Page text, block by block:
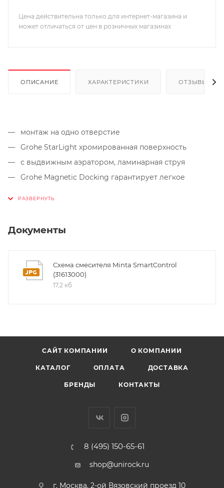
Цена действительна только для интернет-магазина и
может отличаться от цен в розничных магазинах
ОПИСАНИЕ ХАРАКТЕРИСТИКИ ОТЗЫВЫ
монтаж на одно отверстие
Grohe StarLight хромированная поверхность
с выдвижным аэратором, ламинарная струя
Grohe Magnetic Docking гарантирует легкое
положение
максимального напора воды
смешивающего устройства, расположенного на
корпусе смесителя
поворотный трубкообразный излив
Grohe QuickFix быстрая монтажная система
Документы
Схема смесителя Minta SmartControl
(31613000)
17,2 кб
САЙТ КОМПАНИИ О КОМПАНИИ
КАТАЛОГ ОПЛАТА ДОСТАВКА
БРЕНДЫ КОНТАКТЫ
8 (495) 150-65-61
shop@unirock.ru
г. Москва, 2-ой Вязовский проезд 10